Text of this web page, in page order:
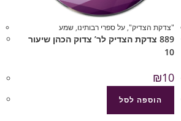
"צדקת הצדיק", על ספרי רבותינו, שמע
889 צדקת הצדיק לר’ צדוק הכהן שיעור
10
₪10
הוספה לסל